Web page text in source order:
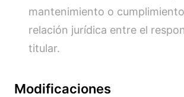
mantenimiento o
relación jurídica entre el
titular.
Modificaciones